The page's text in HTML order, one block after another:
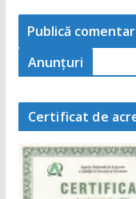
Anunţuri
Certificat de